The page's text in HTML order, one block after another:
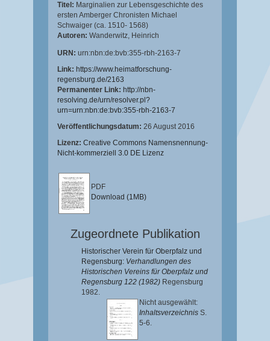
Titel: Marginalien zur Lebensgeschichte des
ersten Amberger Chronisten Michael
Schwaiger (ca. 1510- 1568)
Autoren: Wanderwitz, Heinrich
URN: urn:nbn:de:bvb:355-rbh-2163-7
Link: https://www.heimatforschung-
regensburg.de/2163
Permanenter Link: http://nbn-
resolving.de/urn/resolver.pl?
urn=urn:nbn:de:bvb:355-rbh-2163-7
Veröffentlichungsdatum: 26 August 2016
Lizenz: Creative Commons Namensnennung-
Nicht-kommerziell 3.0 DE Lizenz
PDF
Download (1MB)
Zugeordnete Publikation
Historischer Verein für Oberpfalz und
Regensburg: Verhandlungen des
Historischen Vereins für Oberpfalz und
Regensburg 122 (1982) Regensburg
1982.
Nicht ausgewählt:
Inhaltsverzeichnis S.
5-6.